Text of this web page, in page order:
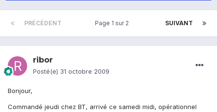
PRÉCÉDENT SUIVANT
Page 1 sur 2
ribor
Posté(e) 31 octobre 2009
Bonjour,
Commandé jeudi chez BT, arrivé ce samedi midi, opérationnel